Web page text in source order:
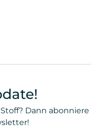
Dann abonniere